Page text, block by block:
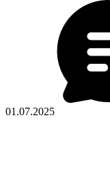
01.07.2025